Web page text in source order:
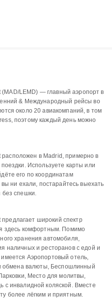
LEMD) — главный аэропорт в
& Международный рейсы во
около 20 авиакомпаний, в том
поэтому каждый день можно
в Madrid, примерно в
Используете карты или
его по координатам
ни ехали, постарайтесь выехать
без спешки.
широкий спектр
здесь комфортным. Помимо
хранения автомобиля,
наличных и ресторанов с едой и
Аэропортовый отель,
обмена валюты, Беспошлинный
Место для молитвы,
инвалидной коляской. Вместе
более лёгким и приятным.